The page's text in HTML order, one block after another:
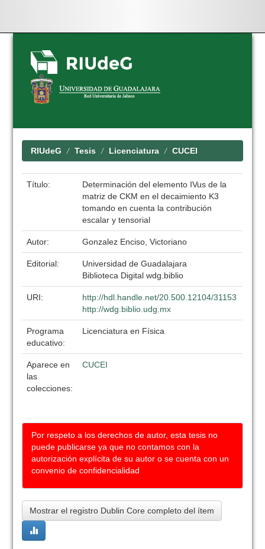
Skip
navigation
RIUdeG Tesis Licenciatura CUCEI
Título:
Determinación del elemento IVus de la
matriz de CKM en el decaimiento K3
tomando en cuenta la contribución
escalar y tensorial
Autor: Gonzalez Enciso, Victoriano
Editorial:
Universidad de Guadalajara
Biblioteca Digital wdg.biblio
URI:
http://hdl.handle.net/20.500.12104/31153
http://wdg.biblio.udg.mx
Programa
educativo:
Licenciatura en Física
Aparece en
las
colecciones:
CUCEI
Por respeto a los derechos de autor, esta tesis no
puede publicarse ya que no contamos con la
autorización explícita de su autor o se cuenta con un
convenio de confidencialidad
Mostrar el registro Dublin Core completo del ítem